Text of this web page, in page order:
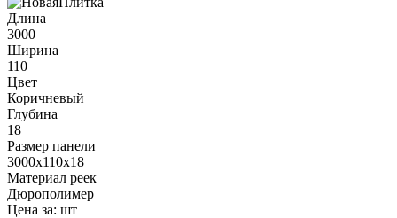
Длина
3000
Ширина
110
Цвет
Коричневый
Глубина
18
Размер панели
3000x110x18
Материал реек
Дюрополимер
Цена за: шт